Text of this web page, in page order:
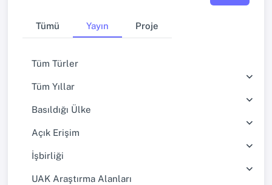
Tümü Yayın Proje
Tüm Türler
Tüm Yıllar
Basıldığı Ülke
Açık Erişim
İşbirliği
UAK Araştırma Alanları